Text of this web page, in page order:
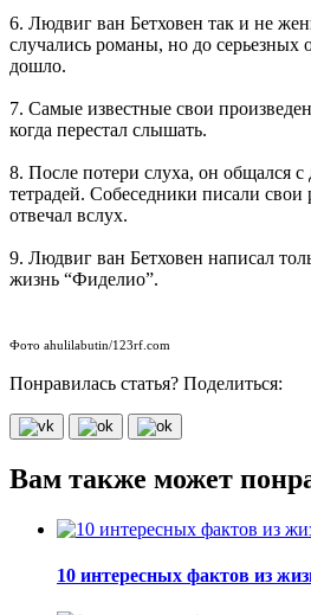
6. Людвиг ван Бетховен так и не
случались романы, но до серьезных
дошло.
7. Самые известные свои
когда перестал слышать.
8. После потери слуха, он общался
тетрадей. Собеседники писали свои
отвечал вслух.
9. Людвиг ван Бетховен написал
жизнь “Фиделио”.
Фото ahulilabutin/123rf.com
Понравилась статья? Поделиться:
Вам также может
10 интересных фактов из